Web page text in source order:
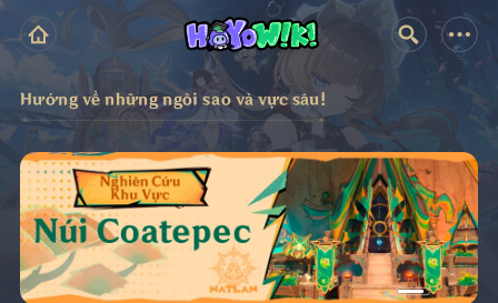
Hướng về những ngôi sao và vực sâu!